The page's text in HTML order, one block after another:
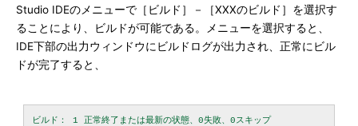
Studio IDEのメニューで［ビルド］－［XXXのビルド］を選択す
ることにより、ビルドが可能である。メニューを選択すると、
IDE下部の出力ウィンドウにビルドログが出力され、正常にビル
ドが完了すると、